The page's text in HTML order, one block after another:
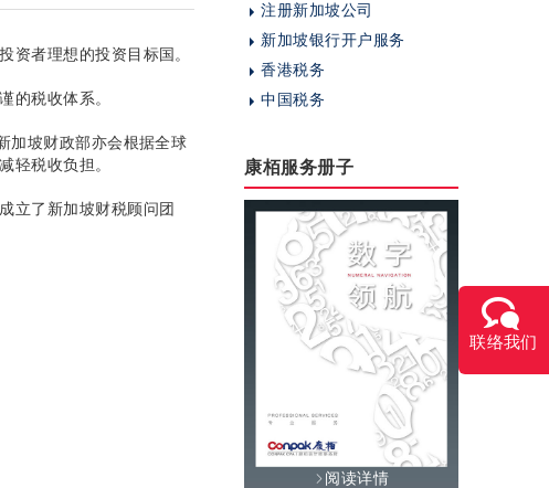
资者理想的投资目标国。
的税收体系。
加坡财政部亦会根据全球
轻税收负担。
立了新加坡财税顾问团
注册新加坡公司
新加坡银行开户服务
香港税务
中国税务
康栢服务册子
阅读详情
联络我们